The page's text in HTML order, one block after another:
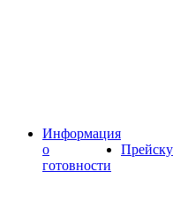
Информация
о
готовности